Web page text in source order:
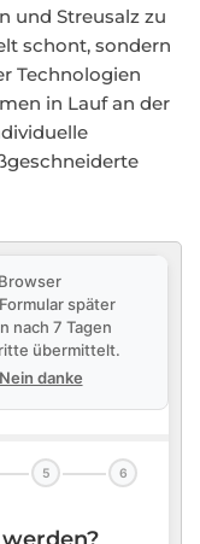
und Streusalz zu
schont, sondern
Technologien
in Lauf an der
später
nach 7 Tagen
übermittelt.
Nein danke
5 6